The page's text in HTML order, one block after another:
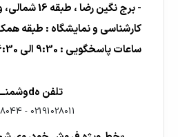
- برج نگین رضا ، طبقه 16 شمالی، واحد 1602
کارشناسی و نمایشگاه : طبقه
ساعات پاسخگویی : 9:30 الی 16:30
تلفن هdوشمنــــد :
02191028011
-